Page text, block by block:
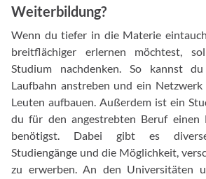
Weiterbildung?
Wenn du tiefer in die Materie
breitflächiger erlernen möchtest,
Studium nachdenken. So kannst
Laufbahn anstreben und ein Netzwerk
Leuten aufbauen. Außerdem ist ein
du für den angestrebten Beruf einen
benötigst. Dabei gibt es diverse
Studiengänge und die Möglichkeit,
zu erwerben. An den Universitäten